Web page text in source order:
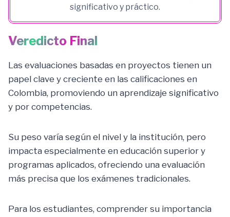
significativo y práctico.
Veredicto Final
Las evaluaciones basadas en proyectos tienen un
papel clave y creciente en las calificaciones en
Colombia, promoviendo un aprendizaje significativo
y por competencias.
Su peso varía según el nivel y la institución, pero
impacta especialmente en educación superior y
programas aplicados, ofreciendo una evaluación
más precisa que los exámenes tradicionales.
Para los estudiantes, comprender su importancia